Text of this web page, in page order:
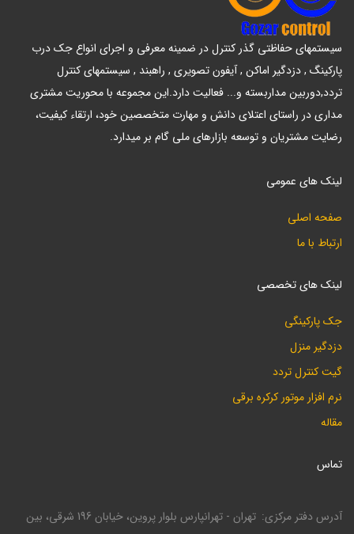
سیستمهای حفاظتی گذر کنترل در ضمینه معرفی و اجرای انواع جک درب
پارکینگ , دزدگیر اماکن , آیفون تصویری , راهبند , سیستمهای کنترل
تردد,دوربین مداربسته و... فعالیت دارد.این مجموعه با محوریت مشتری
مداری در راستای اعتلای دانش و مهارت متخصصین خود، ارتقاء کیفیت،
رضایت مشتریان و توسعه بازارهای ملی گام بر میدارد.
لینک های عمومی
صفحه اصلی
ارتباط با ما
لینک های تخصصی
جک پارکینگی
دزدگیر منزل
گیت کنترل تردد
نرم افزار موتور کرکره برقی
مقاله
تماس
آدرس دفتر مرکزی
تهران - تهرانپارس بلوار پروین، خیابان 196 شرقی، بین